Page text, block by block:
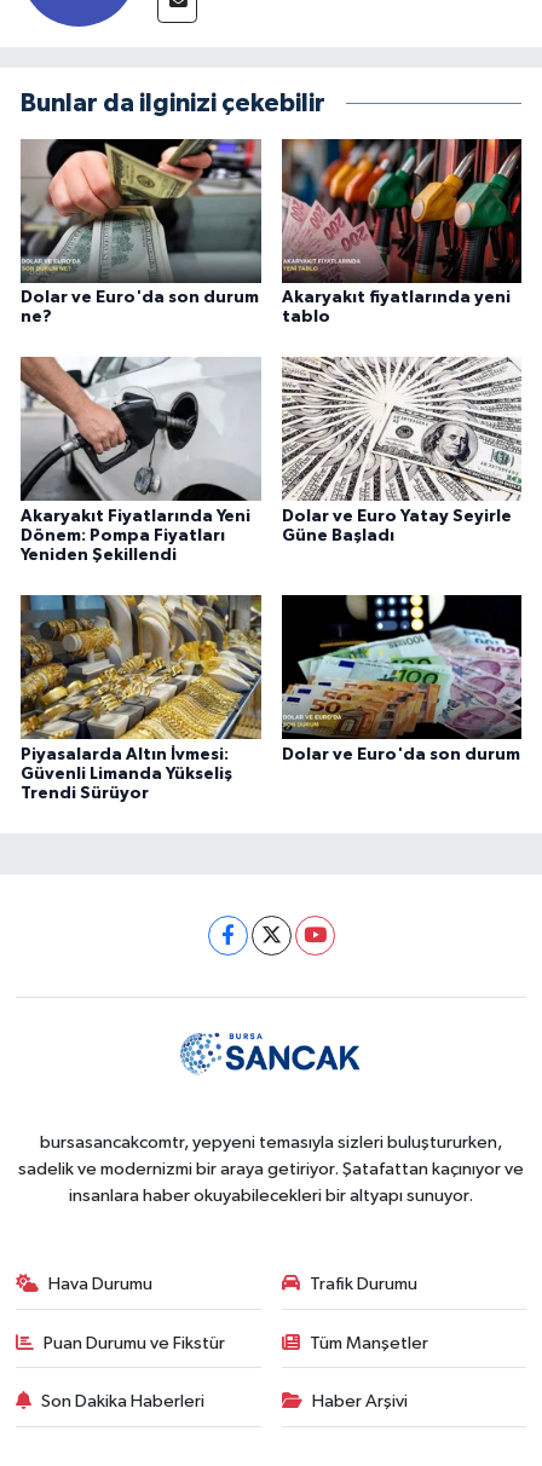
Bunlar da ilginizi çekebilir
Dolar ve Euro'da son durum
ne?
Akaryakıt fiyatlarında yeni
tablo
Akaryakıt Fiyatlarında Yeni
Dönem: Pompa Fiyatları
Yeniden Şekillendi
Dolar ve Euro Yatay Seyirle
Güne Başladı
Piyasalarda Altın İvmesi:
Güvenli Limanda Yükseliş
Trendi Sürüyor
Dolar ve Euro'da son durum
bursasancakcomtr, yepyeni temasıyla sizleri buluştururken,
sadelik ve modernizmi bir araya getiriyor. Şatafattan kaçınıyor ve
insanlara haber okuyabilecekleri bir altyapı sunuyor.
Hava Durumu Trafik Durumu
Puan Durumu ve Fikstür Tüm Manşetler
Son Dakika Haberleri Haber Arşivi